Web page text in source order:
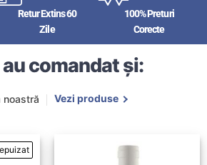
Retur Extins 60
Zile
100% Preturi
Corecte
comandat și:
noastră Vezi produse